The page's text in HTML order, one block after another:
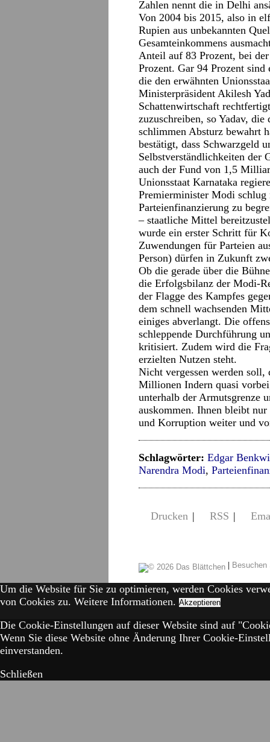
Zahlen nennt die in Delhi
Von 2004 bis 2015, also in
Rupien aus unbekannten
Gesamteinkommens
Anteil auf 83 Prozent, bei
Prozent. Gar 94 Prozent
die den erwähnten
Ministerpräsident Akilesh
Schattenwirtschaft
zuzuschreiben, so Yadav,
schlimmen Absturz bewahrt
bestätigt, dass Schwarzgeld
Selbstverständlichkeiten der
auch der Fund von 1,5
Unionsstaat Karnataka
Premierminister Modi
Parteienfinanzierung zu
– staatliche Mittel
wurde ein erster Schritt für
Zuwendungen für Parteien
Person) dürfen in Zukunft
Ob die gerade über die
die Erfolgsbilanz der Modi-
der Flagge des Kampfes
dem schnell wachsenden
einiges abverlangt. Die
schleppende Durchführung
kritisiert. Zudem wird die
erzielten Nutzen steht.
Nicht vergessen werden soll,
Millionen Indern quasi
unterhalb der Armutsgrenze
auskommen. Ihnen bleibt
und Korruption weiter und
Schlagwörter: Edgar
Narendra Modi,
Drucken | RSS |
|
Um die Website für Sie zu optimieren, werden Cookies
von Cookies zu. Weitere Informationen. Akzeptieren
Die Cookie-Einstellungen auf dieser Website sind auf
Wenn Sie diese Website ohne Änderung Ihrer Cookie-
einverstanden.
Schließen